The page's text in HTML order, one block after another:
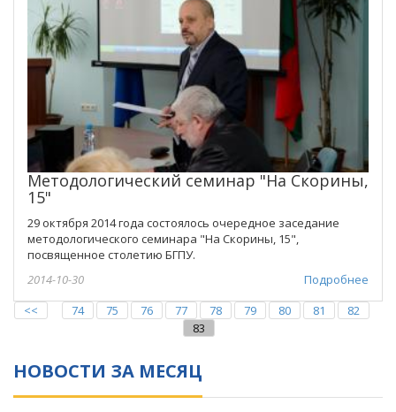
Методологический семинар "На Скорины,
15"
29 октября 2014 года состоялось очередное заседание
методологического семинара "На Скорины, 15",
посвященное столетию БГПУ.
Подробнее
2014-10-30
<<
74 75 76 77 78 79 80 81
82
83
НОВОСТИ ЗА МЕСЯЦ